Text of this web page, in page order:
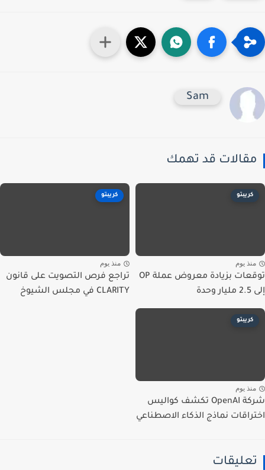
Sam
قد تهمك
كريبتو
يوم
توقعات بزيادة معروض عملة OP
كريبتو
منذ يوم
تراجع فرص التصويت على قانون
CLARITY في مجلس الشيوخ
كريبتو
يوم
شركة OpenAI تكشف كواليس
نماذج الذكاء الاصطناعي